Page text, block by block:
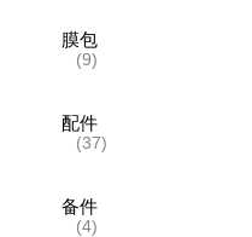
膜包
(9)
配件
(37)
备件
(4)